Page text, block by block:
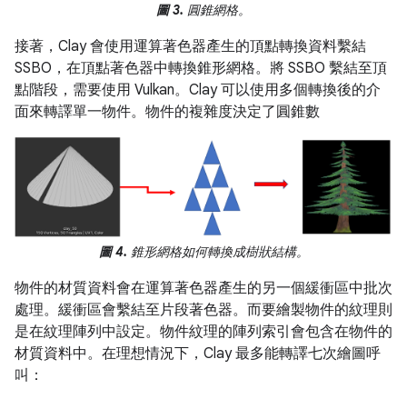
圖 3. 圓錐網格。
接著，Clay 會使用運算著色器產生的頂點轉換資料繫結
SSBO，在頂點著色器中轉換錐形網格。將 SSBO 繫結至頂
點階段，需要使用 Vulkan。Clay 可以使用多個轉換後的介
面來轉譯單一物件。物件的複雜度決定了圓錐數
圖 4. 錐形網格如何轉換成樹狀結構。
物件的材質資料會在運算著色器產生的另一個緩衝區中批次
處理。緩衝區會繫結至片段著色器。而要繪製物件的紋理則
是在紋理陣列中設定。物件紋理的陣列索引會包含在物件的
材質資料中。在理想情況下，Clay 最多能轉譯七次繪圖呼
叫：